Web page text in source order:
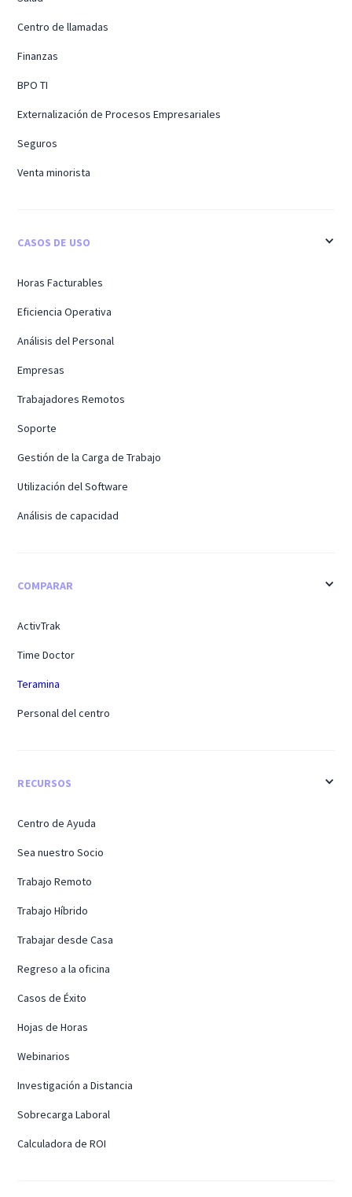
Centro de llamadas
Finanzas
BPO TI
Externalización de Procesos Empresariales
Seguros
Venta minorista
CASOS DE USO
Horas Facturables
Eficiencia Operativa
Análisis del Personal
Empresas
Trabajadores Remotos
Soporte
Gestión de la Carga de Trabajo
Utilización del Software
Análisis de capacidad
COMPARAR
ActivTrak
Time Doctor
Teramina
Personal del centro
RECURSOS
Centro de Ayuda
Sea nuestro Socio
Trabajo Remoto
Trabajo Híbrido
Trabajar desde Casa
Regreso a la oficina
Casos de Éxito
Hojas de Horas
Webinarios
Investigación a Distancia
Sobrecarga Laboral
Calculadora de ROI